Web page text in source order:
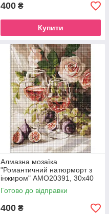
400 ₴
Купити
Алмазна мозаїка
"Романтичний натюрморт з
інжиром" AMO20391, 30х40
см
Готово до відправки
400 ₴